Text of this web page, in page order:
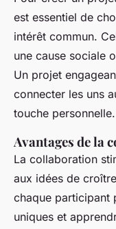
est essentiel de
intérêt commun.
une cause sociale
Un projet
connecter les uns
touche personnelle.
Avantages de la
La collaboration
aux idées de
chaque participant
uniques et